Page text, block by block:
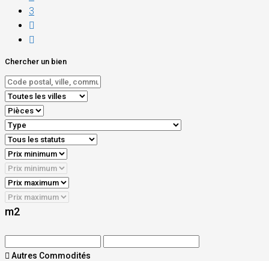
3
Chercher un bien
m2
Autres Commodités